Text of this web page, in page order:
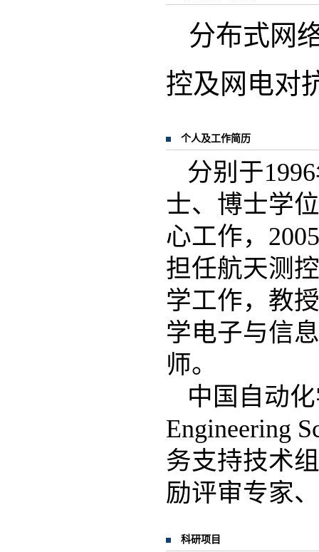
分布式网
控及网电对
个人及工作简历
分别于
士、博士学
心工作，
担任航天测
学工作，教
学电子与信
师。
中国自动
Engineering
务支持技术
励评审专家
科研项目